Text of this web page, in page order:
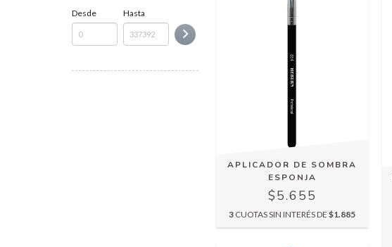
Desde Hasta
APLICADOR DE SOMBRA
ESPONJA
$5.655
3 CUOTAS SIN INTERÉS DE$1.885